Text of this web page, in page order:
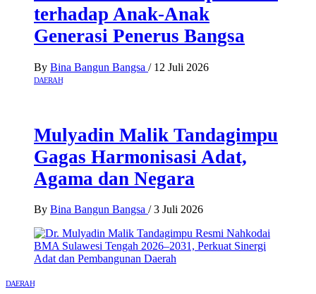
terhadap Anak-Anak
Generasi Penerus Bangsa
By Bina Bangun Bangsa / 12 Juli 2026
DAERAH
Mulyadin Malik Tandagimpu
Gagas Harmonisasi Adat,
Agama dan Negara
By Bina Bangun Bangsa / 3 Juli 2026
DAERAH